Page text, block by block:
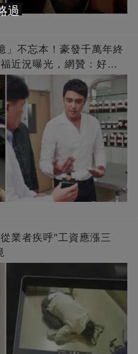
」不忘本！豪發千萬年終
近況曝光，網贊：好老
業者疾呼"工資應漲三
過